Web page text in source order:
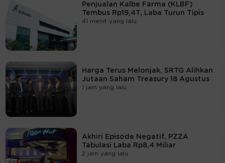
Penjualan Kalbe Farma (KLBF)
Tembus Rp19,4T, Laba Turun Tipis
41 menit yang lalu
Harga Terus Melonjak, SRTG Alihkan
Jutaan Saham Treasury 18 Agustus
1 jam yang lalu
Akhiri Episode Negatif, PZZA
Tabulasi Laba Rp8,4 Miliar
2 jam yang lalu